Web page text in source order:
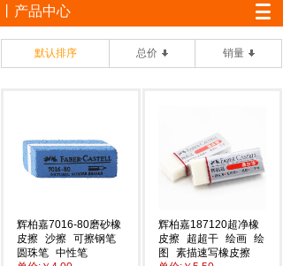
丨产品中心
默认排序 总价 销量
辉柏嘉7016-80磨砂橡
皮擦 沙擦 可擦钢笔
圆珠笔 中性笔
辉柏嘉187120超净橡
皮擦
超超干 绘画 绘
图
素描速写橡皮擦